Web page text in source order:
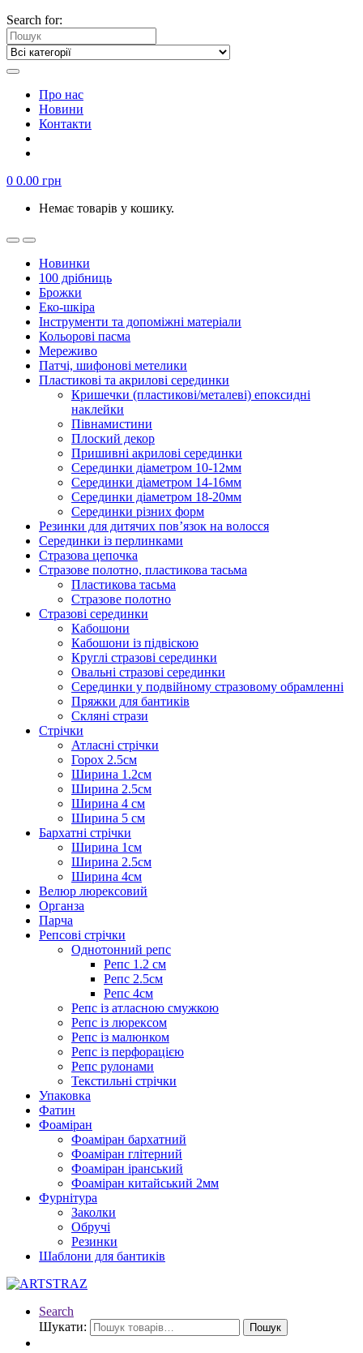
Search for:
Про нас
Новини
Контакти
0 0.00 грн
Немає товарів у кошику.
Новинки
100 дрібниць
Брожки
Еко-шкіра
Інструменти та допоміжні матеріали
Кольорові пасма
Мереживо
Патчі, шифонові метелики
Пластикові та акрилові серединки
Кришечки (пластикові/металеві) епоксидні
наклейки
Півнамистини
Плоский декор
Пришивні акрилові серединки
Серединки діаметром 10-12мм
Серединки діаметром 14-16мм
Серединки діаметром 18-20мм
Серединки різних форм
Резинки для дитячих пов’язок на волосся
Серединки із перлинками
Стразова цепочка
Стразове полотно, пластикова тасьма
Пластикова тасьма
Стразове полотно
Стразові серединки
Кабошони
Кабошони із підвіскою
Круглі стразові серединки
Овальні стразові серединки
Серединки у подвійному стразовому обрамленні
Пряжки для бантиків
Скляні стрази
Стрічки
Атласні стрічки
Горох 2.5см
Ширина 1.2см
Ширина 2.5см
Ширина 4 см
Ширина 5 см
Бархатні стрічки
Ширина 1см
Ширина 2.5см
Ширина 4см
Велюр люрексовий
Органза
Парча
Репсові стрічки
Однотонний репс
Репс 1.2 см
Репс 2.5см
Репс 4см
Репс із атласною смужкою
Репс із люрексом
Репс із малюнком
Репс із перфорацією
Репс рулонами
Текстильні стрічки
Упаковка
Фатин
Фоаміран
Фоаміран бархатний
Фоаміран глітерний
Фоаміран іранський
Фоаміран китайський 2мм
Фурнітура
Заколки
Обручі
Резинки
Шаблони для бантиків
Search
Шукати:
Пошук